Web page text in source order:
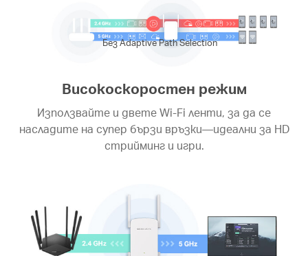
Без Adaptive Path Selection
Високоскоростен режим
Използвайте и двете Wi-Fi ленти, за да се
насладите на супер бързи връзки—идеални за HD
стрийминг и игри.